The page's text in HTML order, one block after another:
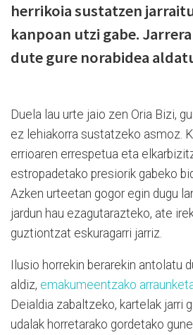
herrikoia sustatzen
kanpoan utzi gabe.
dute gure norabidea
Duela lau urte jaio zen Oria Bizi,
ez lehiakorra sustatzeko asmoz.
errioaren errespetua eta
estropadetako presiorik gabeko
Azken urteetan gogor egin dugu
jardun hau ezagutarazteko, ate
guztiontzat eskuragarri jarriz.
Ilusio horrekin berarekin antolatu
aldiz, emakumeentzako
Deialdia zabaltzeko, kartelak jarri
udalak horretarako gordetako